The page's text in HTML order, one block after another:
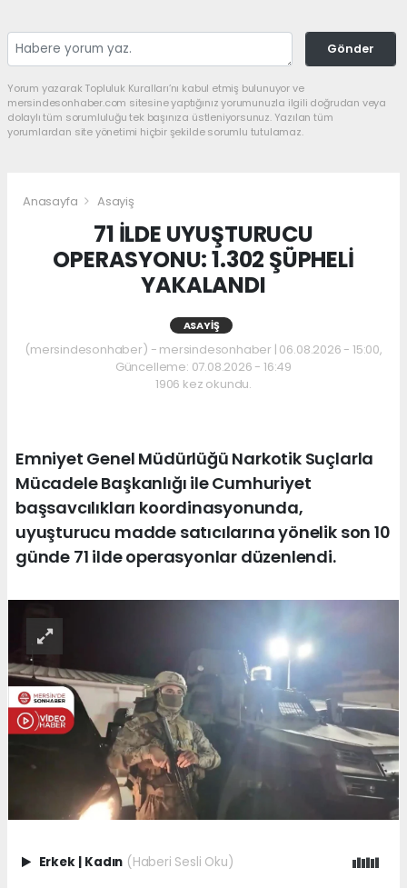
Gönder
Yorum yazarak Topluluk Kuralları’nı kabul etmiş bulunuyor ve
mersindesonhaber.com sitesine yaptığınız yorumunuzla ilgili doğrudan veya
dolaylı tüm sorumluluğu tek başınıza üstleniyorsunuz. Yazılan tüm
yorumlardan site yönetimi hiçbir şekilde sorumlu tutulamaz.
Anasayfa Asayiş
71 İLDE UYUŞTURUCU
OPERASYONU: 1.302 ŞÜPHELİ
YAKALANDI
ASAYIŞ
(mersindesonhaber) - mersindesonhaber | 06.08.2026 - 15:00,
Güncelleme: 07.08.2026 - 16:49
1906 kez okundu.
Emniyet Genel Müdürlüğü Narkotik Suçlarla
Mücadele Başkanlığı ile Cumhuriyet
başsavcılıkları koordinasyonunda,
uyuşturucu madde satıcılarına yönelik son 10
günde 71 ilde operasyonlar düzenlendi.
Erkek | Kadın (Haberi Sesli Oku)